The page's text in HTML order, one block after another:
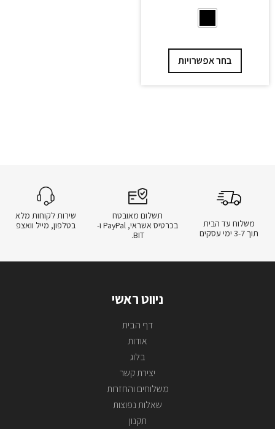
בחר אפשרויות
משלוח עד הבית
תוך 3-7 ימי עסקים
תשלום מאובטח
בכרטיס אשראי, PayPal ו-
BIT.
שירות לקוחות מלא
בטלפון, מייל וואצפ
ניווט ראשי
דף הבית
אודות
בלוג
יצירת קשר
משלוחים והחזרות
שאלות נפוצות
תקנון